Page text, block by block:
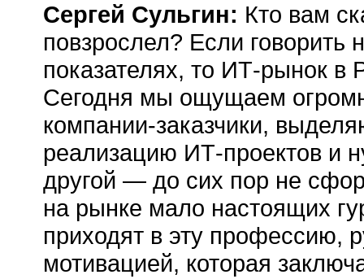
Сергей Сульгин: Кто вам
повзрослел? Если
показателях, то ИТ-рынок в
Сегодня мы ощущаем
компании-заказчики,
реализацию ИТ-проектов и
другой — до сих пор не
на рынке мало настоящих
приходят в эту профессию,
мотивацией, которая